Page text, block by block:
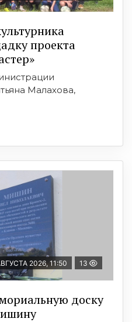
проекта
Малахова,
2026, 11:50 13
доску